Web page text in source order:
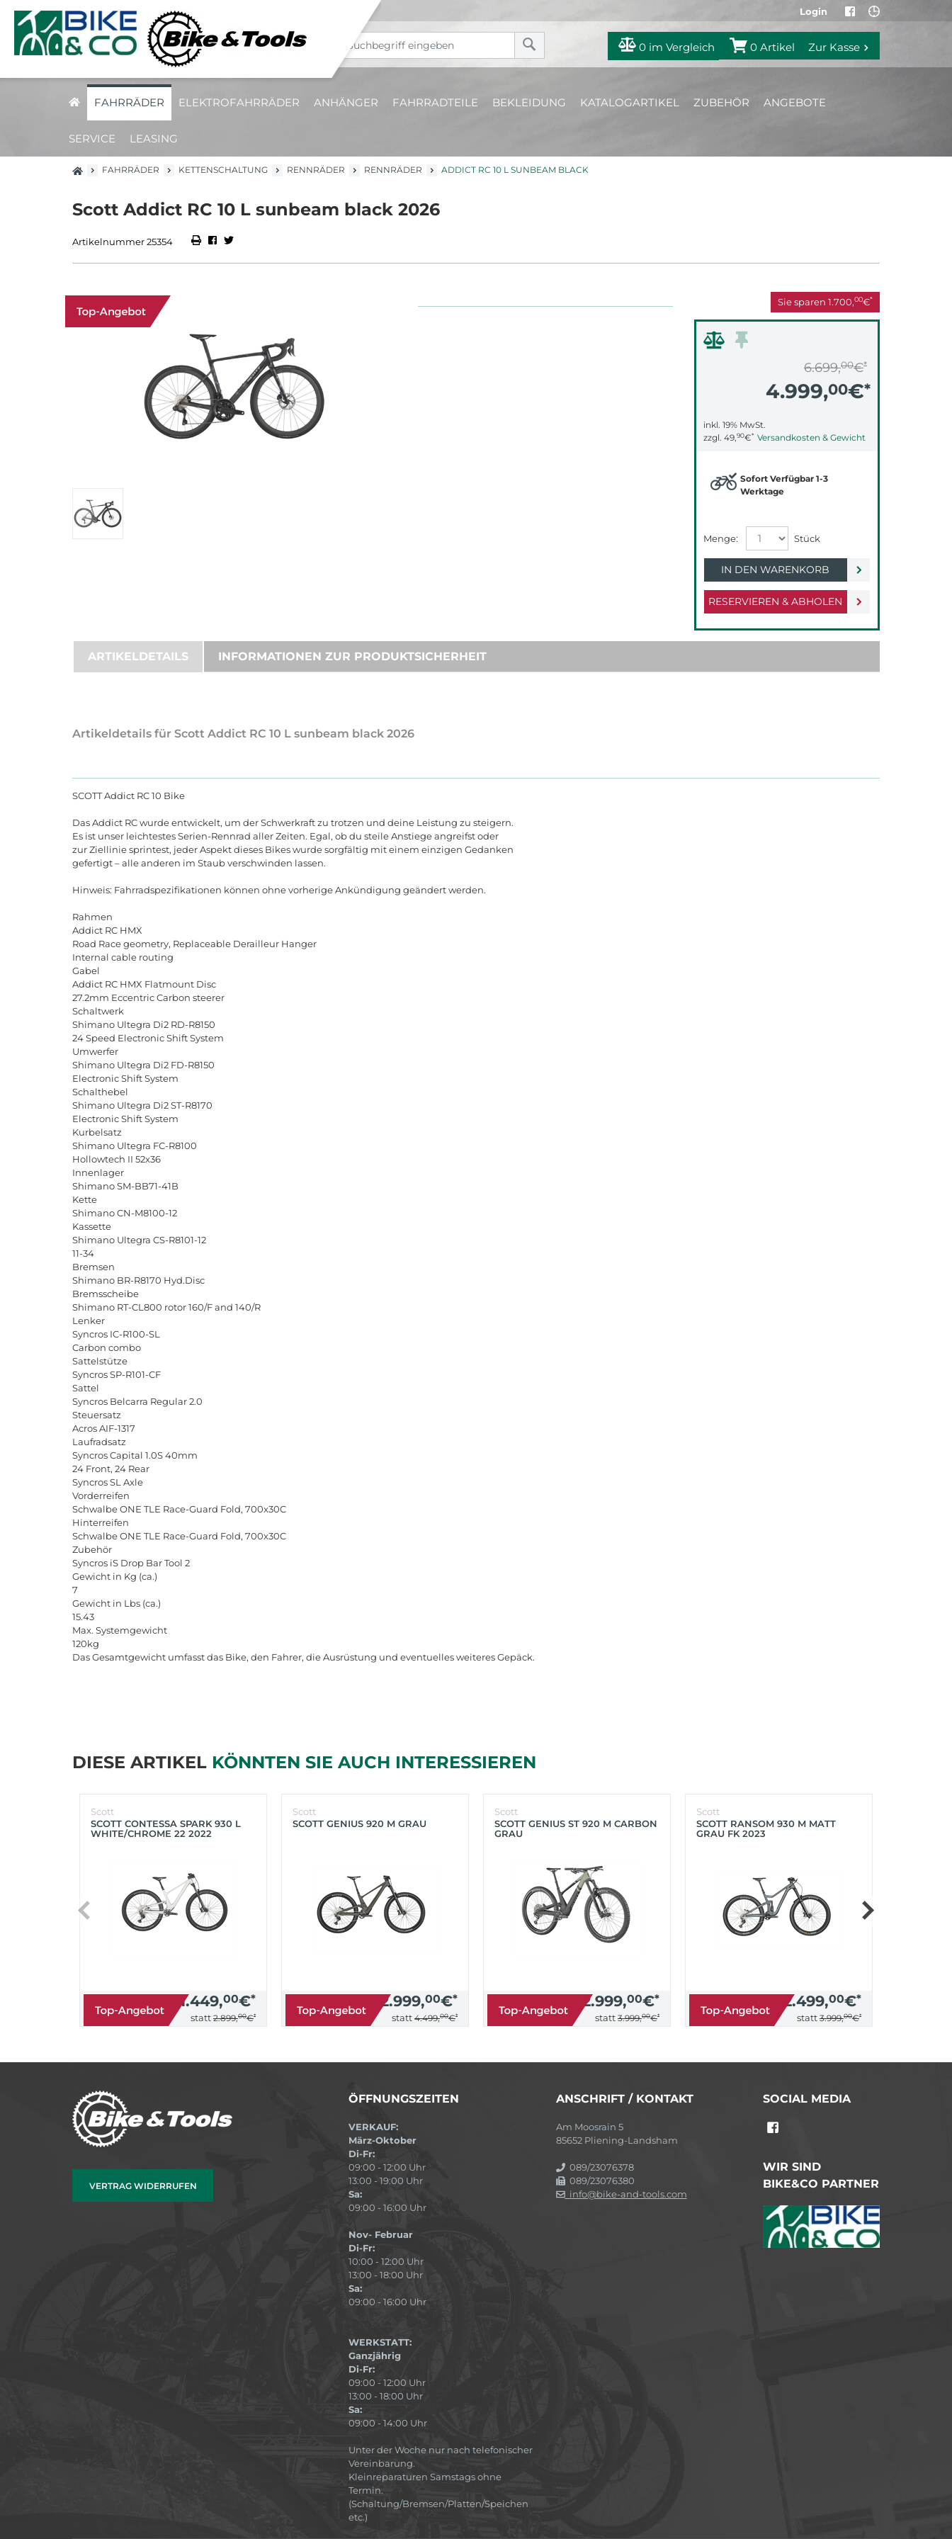
Login
0 im Vergleich 0 Artikel Zur Kasse
FAHRRÄDER ELEKTROFAHRRÄDER ANHÄNGER FAHRRADTEILE BEKLEIDUNG KATALOGARTIKEL ZUBEHÖR ANGEBOTE
SERVICE LEASING
FAHRRÄDER KETTENSCHALTUNG RENNRÄDER RENNRÄDER ADDICT RC 10 L SUNBEAM BLACK
Scott Addict RC 10 L sunbeam black 2026
Artikelnummer 25354
Sie sparen 1.700,00€*
6.699,00€*
4.999,00€*
inkl. 19% MwSt.
zzgl. 49,90€* Versandkosten & Gewicht
RESERVIEREN & ABHOLEN
Sofort Verfügbar 1-3
Werktage
IN DEN WARENKORB
ARTIKELDETAILS INFORMATIONEN ZUR PRODUKTSICHERHEIT
Artikeldetails für Scott Addict RC 10 L sunbeam black 2026
SCOTT Addict RC 10 Bike
Das Addict RC wurde entwickelt, um der Schwerkraft zu trotzen und deine Leistung zu steigern.
Es ist unser leichtestes Serien-Rennrad aller Zeiten. Egal, ob du steile Anstiege angreifst oder
zur Ziellinie sprintest, jeder Aspekt dieses Bikes wurde sorgfältig mit einem einzigen Gedanken
gefertigt–alleanderen im Staubverschwinden lassen.
Hinweis: Fahrradspezifikationen können ohnevorherigeAnkündigung geändertwerden.
Rahmen
Addict RC HMX
Road Racegeometry, Replaceable Derailleur Hanger
Internal cable routing
Gabel
Addict RC HMX Flatmount Disc
27.2mm EccentricCarbon steerer
Schaltwerk
Shimano Ultegra Di2 RD-R8150
24Speed ElectronicShiftSystem
Umwerfer
Shimano Ultegra Di2 FD-R8150
ElectronicShiftSystem
Schalthebel
Shimano Ultegra Di2ST-R8170
ElectronicShiftSystem
Kurbelsatz
Shimano Ultegra FC-R8100
Hollowtech II 52x36
Innenlager
ShimanoSM-BB71-41B
Kette
ShimanoCN-M8100-12
Kassette
Shimano Ultegra CS-R8101-12
11-34
Bremsen
Shimano BR-R8170 Hyd.Disc
Bremsscheibe
Shimano RT-CL 800 rotor160/Fand 140/R
Lenker
Syncros IC-R100-SL
Carbon combo
Sattelstütze
SyncrosSP-R101-CF
Sattel
Syncros Belcarra Regular2.0
Steuersatz
AcrosAIF-1317
Laufradsatz
SyncrosCapital 1.0S40mm
24 Front, 24 Rear
SyncrosSL Axle
Vorderreifen
SchwalbeONE TLE Race-Guard Fold, 700x30C
Hinterreifen
SchwalbeONE TLE Race-Guard Fold, 700x30C
Zubehör
Syncros iS Drop BarTool 2
Gewicht in Kg (ca.)
7
Gewicht in Lbs (ca.)
15.43
Max. Systemgewicht
120kg
DasGesamtgewicht umfasstdas Bike, den Fahrer, dieAusrüstung und eventuellesweiteresGepäck.
DIESE ARTIKEL KÖNNTEN SIE AUCH INTERESSIEREN
Scott
SCOTT CONTESSA SPARK 930 L
WHITE/CHROME 22 2022
1.449,00€*
statt 2.899,00€*
Scott
SCOTT GENIUS 920 M GRAU
2.999,00€*
statt 4.499,00€*
Scott
SCOTT GENIUS ST 920 M CARBON
GRAU
2.999,00€*
statt 3.999,00€*
Scott
SCOTT RANSOM 930 M MATT
GRAU FK 2023
2.499,00€*
statt 3.999,00€*
VERTRAG WIDERRUFEN
ÖFFNUNGSZEITEN
VERKAUF:
März-Oktober
Di-Fr:
09:00 - 12:00 Uhr
13:00 - 19:00 Uhr
Sa:
09:00 - 16:00 Uhr
Nov- Februar
Di-Fr:
10:00 - 12:00 Uhr
13:00 - 18:00 Uhr
Sa:
09:00 - 16:00 Uhr
WERKSTATT:
Ganzjährig
Di-Fr:
09:00 - 12:00 Uhr
13:00 - 18:00 Uhr
Sa:
09:00 - 14:00 Uhr
Unter der Woche nur nach telefonischer
Vereinbarung.
Kleinreparaturen Samstags ohne
Termin.
(Schaltung/Bremsen/Platten/Speichen
etc.)
ANSCHRIFT / KONTAKT
Am Moosrain 5
85652 Pliening-Landsham
089/23076378
089/23076380
info@bike-and-tools.com
SOCIAL MEDIA
WIR SIND
BIKE&CO PARTNER